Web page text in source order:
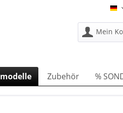
Mein
Zubehör %